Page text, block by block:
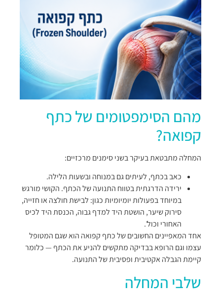
מהם הסימפטומים של כתף
קפואה?
המחלה מתבטאת בעיקר בשני סימנים מרכזיים:
כאב בכתף, לעיתים גם במנוחה ובשעות הלילה.
ירידה הדרגתית בטווח התנועה של הכתף. הקושי מורגש
במיוחד בפעולות יומיומיות כגון: לבישת חולצה או חזייה,
סירוק שיער, הושטת היד למדף גבוה, הכנסת היד לכיס
האחורי וכול'.
אחד המאפיינים החשובים של כתף קפואה הוא שגם המטופל
עצמו וגם הרופא בבדיקה מתקשים להניע את הכתף — כלומר
קיימת הגבלה אקטיבית ופסיבית של התנועה.
שלבי המחלה